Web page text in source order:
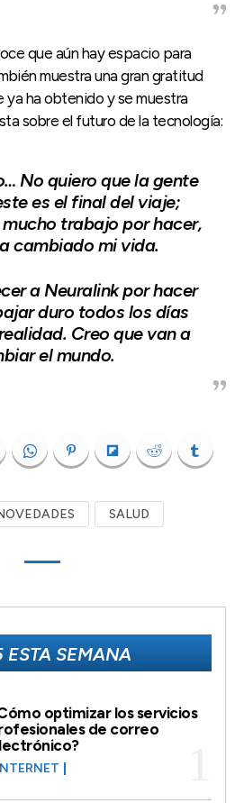
que aún hay espacio para
muestra una gran gratitud
ya ha obtenido y se muestra
sobre el futuro de la tecnología:
No quiero que la gente
es el final del viaje;
trabajo por hacer,
cambiado mi vida.
a Neuralink por hacer
duro todos los días
Creo que van a
el mundo.
SALUD
ESTA SEMANA
optimizar los servicios
de correo